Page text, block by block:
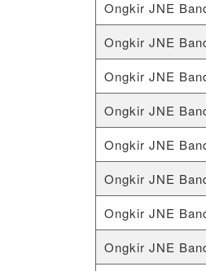
Ongkir JNE
Ongkir JNE
Ongkir JNE
Ongkir JNE
Ongkir JNE
Ongkir JNE
Ongkir JNE
Ongkir JNE